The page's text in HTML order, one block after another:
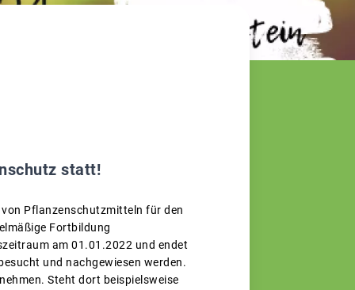
statt!
Pflanzenschutzmitteln für den
Fortbildung
am 01.01.2022 und endet
und nachgewiesen werden.
Steht dort beispielsweise